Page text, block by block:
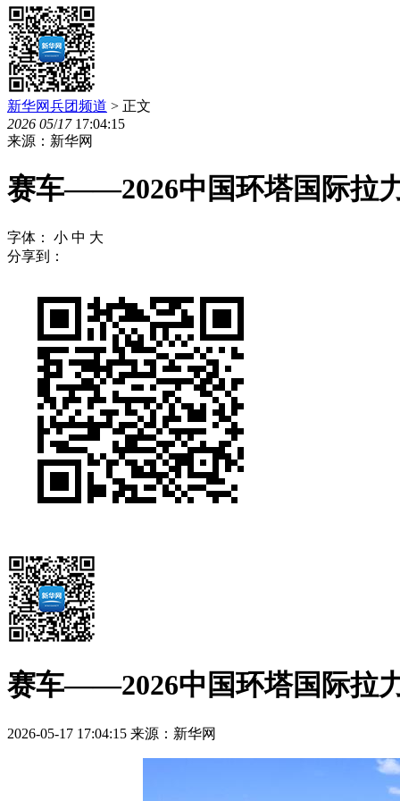
新华网兵团频道 > 正文
2026 05/17 17:04:15
来源：新华网
赛车——2026中国环塔国际拉
字体： 小 中 大
分享到：
赛车——2026中国环塔国际拉
2026-05-17 17:04:15 来源：新华网